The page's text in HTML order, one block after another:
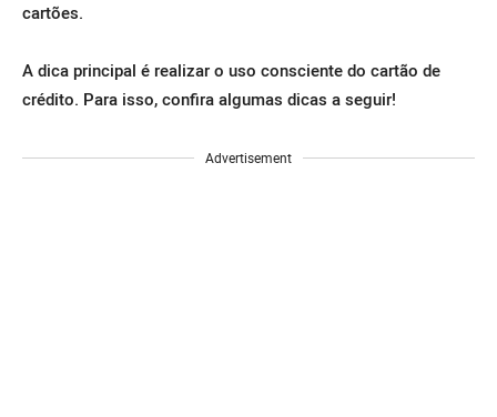
cartões.
A dica principal é realizar o uso consciente do cartão de
crédito. Para isso, confira algumas dicas a seguir!
Advertisement